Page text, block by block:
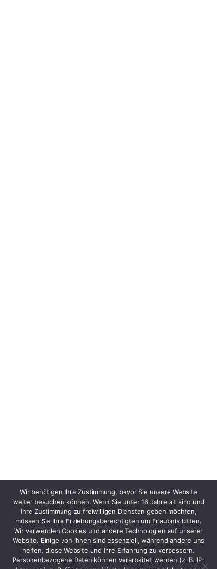
Wir benötigen Ihre Zustimmung, bevor Sie unsere Website
weiter besuchen können. Wenn Sie unter 16 Jahre alt sind und
Ihre Zustimmung zu freiwilligen Diensten geben möchten,
müssen Sie Ihre Erziehungsberechtigten um Erlaubnis bitten.
Wir verwenden Cookies und andere Technologien auf unserer
Website. Einige von ihnen sind essenziell, während andere uns
helfen, diese Website und Ihre Erfahrung zu verbessern.
Personenbezogene Daten können verarbeitet werden (z. B. IP-